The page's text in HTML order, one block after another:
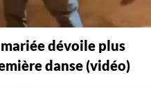
mariée dévoile plus
danse (vidéo)